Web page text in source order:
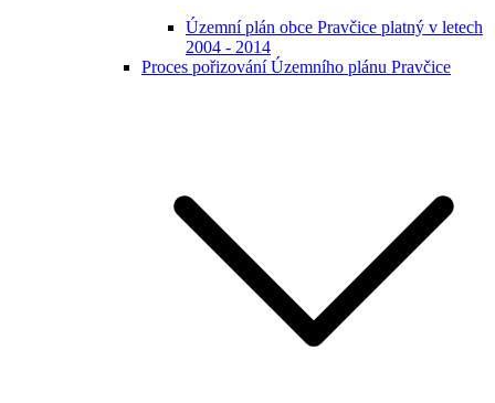
Územní plán obce Pravčice platný v letech
2004 - 2014
Proces pořizování Územního plánu Pravčice